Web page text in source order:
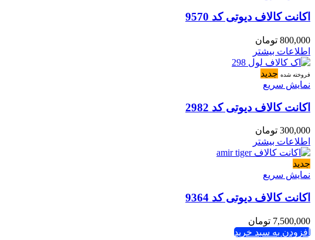
اکانت کالاف دیوتی کد 9570
800,000 تومان
اطلاعات بیشتر
فروخته شده جدید
نمایش سریع
اکانت کالاف دیوتی کد 2982
300,000 تومان
اطلاعات بیشتر
جدید
نمایش سریع
اکانت کالاف دیوتی کد 9364
7,500,000 تومان
افزودن به سبد خرید